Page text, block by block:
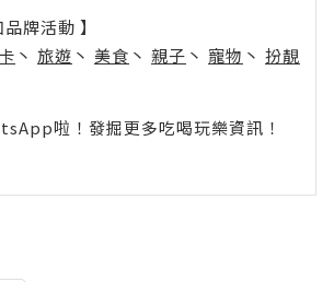
牌活動 】
丶 旅遊 丶 美食 丶 親子 丶 寵物 丶 扮靚
啦！發掘更多吃喝玩樂資訊！